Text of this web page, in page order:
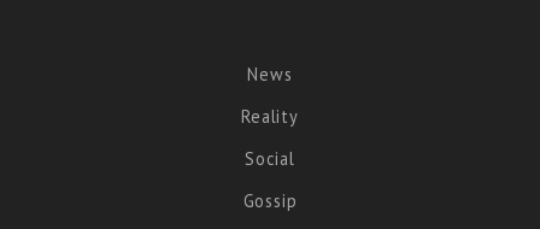
News
Reality
Social
Gossip